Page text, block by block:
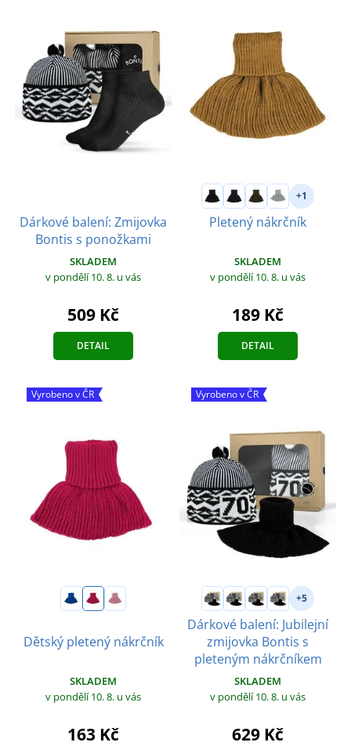
Dárkové balení: Zmijovka
Bontis s ponožkami
SKLADEM
v pondělí 10. 8. u vás
509 Kč
DETAIL
+1
Pletený nákrčník
SKLADEM
v pondělí 10. 8. u vás
189 Kč
DETAIL
Vyrobeno v ČR
Dětský pletený nákrčník
SKLADEM
v pondělí 10. 8. u vás
163 Kč
Vyrobeno v ČR
+5
Dárkové balení: Jubilejní
zmijovka Bontis s
pleteným nákrčníkem
SKLADEM
v pondělí 10. 8. u vás
629 Kč